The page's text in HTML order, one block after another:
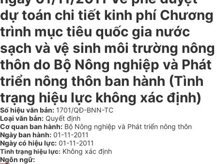
dự toán chi tiết kinh phí Chương
trình mục tiêu quốc gia nước
sạch và vệ sinh môi trường nông
thôn do Bộ Nông nghiệp và Phát
triển nông thôn ban hành (Tình
trạng hiệu lực không xác định)
Số hiệu văn bản: 1701/QĐ-BNN-TC
Loại văn bản: Quyết định
Cơ quan ban hành: Bộ Nông nghiệp và Phát triển nông thôn
Ngày ban hành: 01-11-2011
Ngày có hiệu lực: 01-11-2011
Tình trạng hiệu lực: Không xác định
Ngôn ngữ: